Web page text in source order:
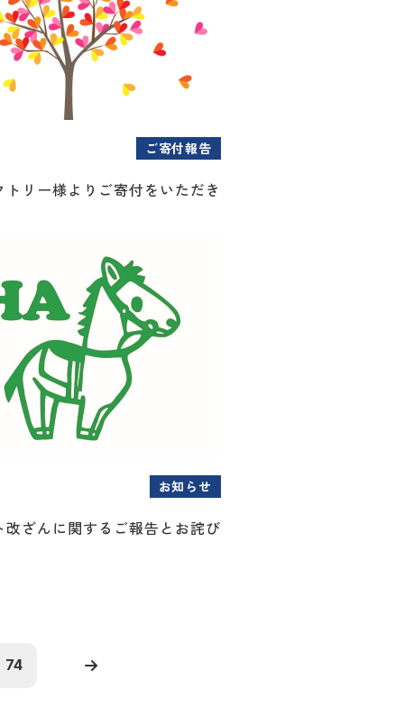
ご寄付報告
リー様よりご寄付をいただき
お知らせ
改ざんに関するご報告とお詫び
74